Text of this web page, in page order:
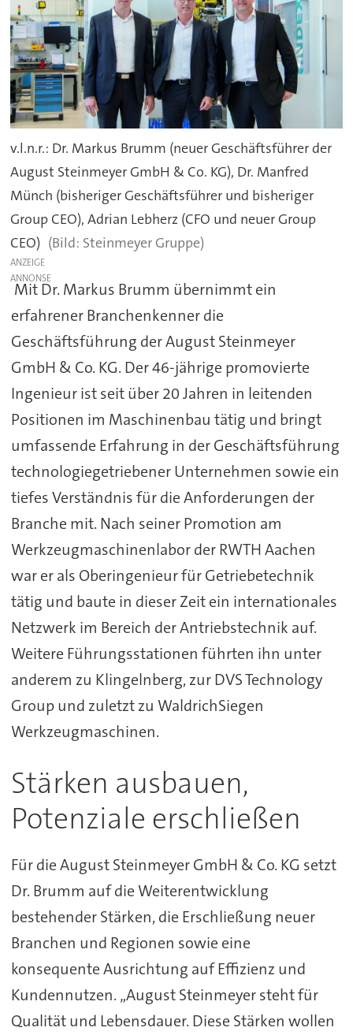
v.l.n.r.: Dr. Markus Brumm (neuer Geschäftsführer der
August Steinmeyer GmbH & Co. KG), Dr. Manfred
Münch (bisheriger Geschäftsführer und bisheriger
Group CEO), Adrian Lebherz (CFO und neuer Group
CEO)
Steinmeyer Gruppe)
ANZEIGE
Mit Dr. Markus Brumm übernimmt ein
erfahrener Branchenkenner die
Geschäftsführung der August Steinmeyer
GmbH & Co. KG. Der 46-jährige promovierte
Ingenieur ist seit über 20 Jahren in leitenden
Positionen im Maschinenbau tätig und bringt
umfassende Erfahrung in der Geschäftsführung
technologiegetriebener Unternehmen sowie ein
tiefes Verständnis für die Anforderungen der
Branche mit. Nach seiner Promotion am
Werkzeugmaschinenlabor der RWTH Aachen
war er als Oberingenieur für Getriebetechnik
tätig und baute in dieser Zeit ein internationales
Netzwerk im Bereich der Antriebstechnik auf.
Weitere Führungsstationen führten ihn unter
anderem zu Klingelnberg, zur DVS Technology
Group und zuletzt zu WaldrichSiegen
Werkzeugmaschinen.
Stärken ausbauen,
Potenziale erschließen
Für die August Steinmeyer GmbH & Co. KG setzt
Dr. Brumm auf die Weiterentwicklung
bestehender Stärken, die Erschließung neuer
Branchen und Regionen sowie eine
konsequente Ausrichtung auf Effizienz und
Kundennutzen. „August Steinmeyer steht für
Qualität und Lebensdauer. Diese Stärken wollen